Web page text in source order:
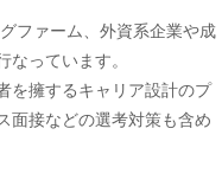
ファーム、外資系企業や成
っています。
を擁するキャリア設計のプ
面接などの選考対策も含め